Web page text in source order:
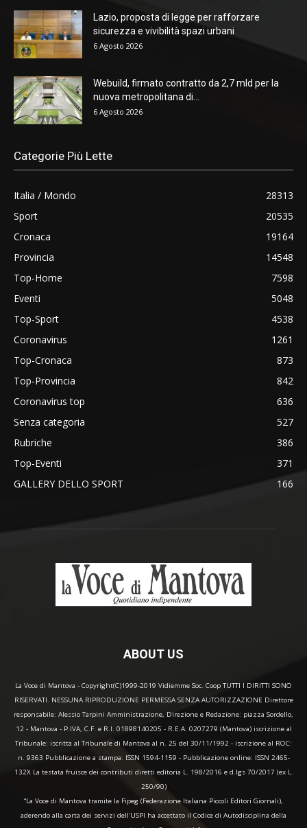
Lazio, proposta di legge per rafforzare
sicurezza e vivibilità spazi urbani
6 Agosto 2026
Webuild, firmato contratto da 2,7 mld per la
nuova metropolitana di...
6 Agosto 2026
Categorie Più Lette
Italia / Mondo
28313
Sport
20535
Cronaca
19164
Provincia
14548
Top-Home
7598
Eventi
5048
Top-Sport
4538
Coronavirus
1261
Top-Cronaca
873
Top-Provincia
842
Coronavirus top
636
Senza categoria
527
Rubriche
386
Top-Eventi
371
GALLERY DELLO SPORT
166
ABOUT US
La Voce di Mantova - Copyright(C)1999-2019 Vidiemme Soc. Coop TUTTI I DIRITTI SONO
RISERVATI. NESSUNA RIPRODUZIONE PERMESSA SENZA AUTORIZZAZIONE Direttore
responsabile: Alessio Tarpini Amministrazione, Direzione e Redazione: piazza Sordello,
12 - Mantova - P.IVA, C.F. e R.I. 01898140205 - R.E.A. 0207279 (Mantova) iscrizione al
Tribunale: iscritta al Tribunale di Mantova al n. 25 del 30/11/1992 - iscrizione al ROC:
n. 9363 Pubblicazione a stampa: ISSN 1594-1159 - Pubblicazione online: ISSN 2465-
132X La testata fruisce dei contributi diretti editoria L. 198/2016 e d.lgs 70/2017 (ex L.
250/90)
“La Voce di Mantova tramite la Fipeg (Federazione Italiana Piccoli Editori Giornali),
aderendo alla carta dei servizi dell'USPI ha accettato il Codice di Autodisciplina della